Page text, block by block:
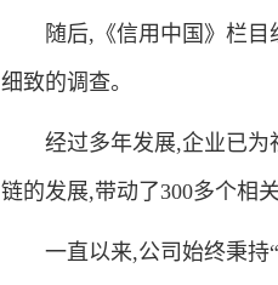
随后,《信用中国》栏目
细致的调查。
经过多年发展,企业已为
链的发展,带动了300多个相
一直以来,公司始终秉持“